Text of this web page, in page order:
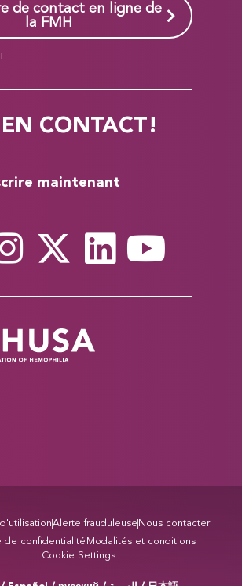
de contact en ligne de
la FMH
CONTACT!
maintenant
Alerte frauduleuse Nous contacter
de confidentialité Modalités et conditions
Cookie Settings